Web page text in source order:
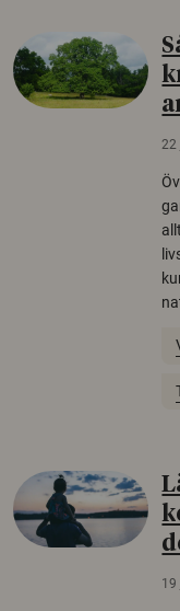
22
19